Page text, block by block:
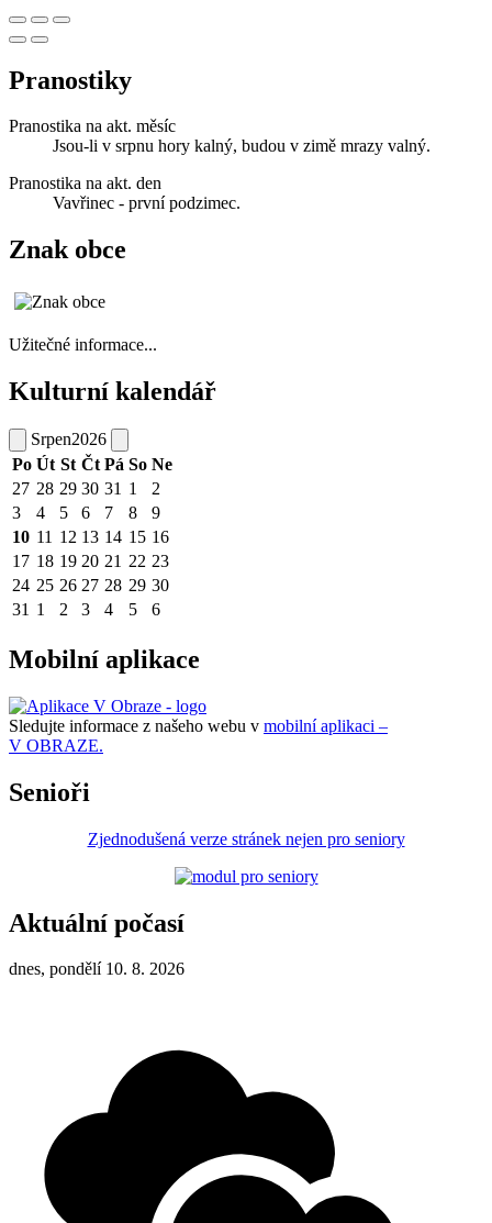
Pranostiky
Pranostika na akt. měsíc
Jsou-li v srpnu hory kalný, budou v zimě mrazy valný.
Pranostika na akt. den
Vavřinec - první podzimec.
Znak obce
Užitečné informace...
Kulturní kalendář
Srpen2026
Po Út St Čt Pá So Ne
27 28 29 30 31 1
2
3
4 5 6 7 8
9
10 11 12 13 14 15 16
17 18 19 20 21 22 23
24 25 26 27 28 29 30
31 1 2 3 4 5 6
Mobilní aplikace
Sledujte informace z našeho webu v mobilní aplikaci –
V OBRAZE.
Senioři
Zjednodušená verze stránek nejen pro seniory
Aktuální počasí
dnes, pondělí 10. 8. 2026